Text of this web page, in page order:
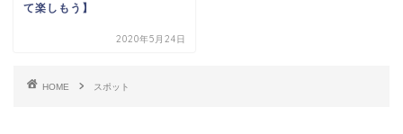
て楽しもう】
2020年5月24日
HOME スポット